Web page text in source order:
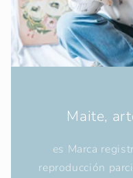
Maite,
es Marca
reproducción